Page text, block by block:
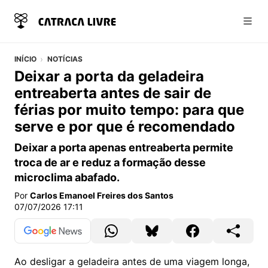
INÍCIO NOTÍCIAS
Deixar a porta da geladeira
entreaberta antes de sair de
férias por muito tempo: para que
serve e por que é recomendado
Deixar a porta apenas entreaberta permite
troca de ar e reduz a formação desse
microclima abafado.
Por Carlos Emanoel Freires dos Santos
07/07/2026 17:11
Ao desligar a geladeira antes de uma viagem longa,